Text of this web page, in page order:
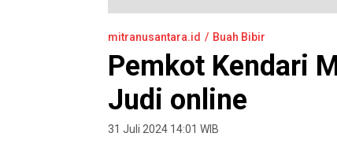
mitranusantara.id Buah Bibir
Pemkot Kendari
Judi online
31 Juli 2024 14:01 WIB